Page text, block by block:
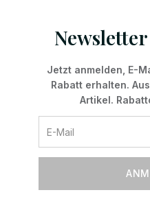
Jetzt anmelden, E-
Rabatt erhalten.
Artikel.